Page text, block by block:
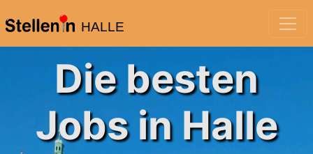
HALLE
Die besten
Jobs in Halle